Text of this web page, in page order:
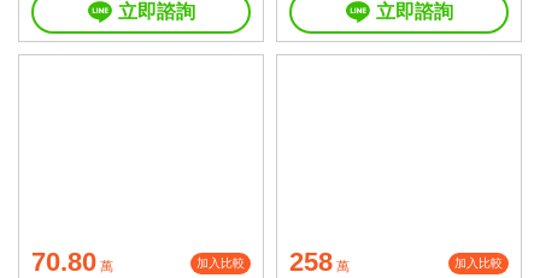
立即諮詢 立即諮詢
70.80 萬 加入比較 258 萬 加入比較